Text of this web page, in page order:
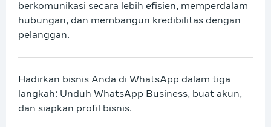
berkomunikasi secara lebih efisien, memperdalam
hubungan, dan membangun kredibilitas dengan
pelanggan.
Hadirkan bisnis Anda di WhatsApp dalam tiga
langkah: Unduh WhatsApp Business, buat akun,
dan siapkan profil bisnis.